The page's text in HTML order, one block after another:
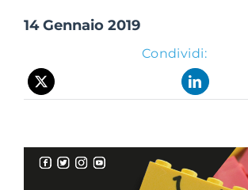
14 Gennaio 2019
Condividi: